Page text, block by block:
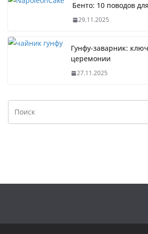
Бенто: 10 поводов
29.11.2025
Гунфу-заварник:
церемонии
27.11.2025